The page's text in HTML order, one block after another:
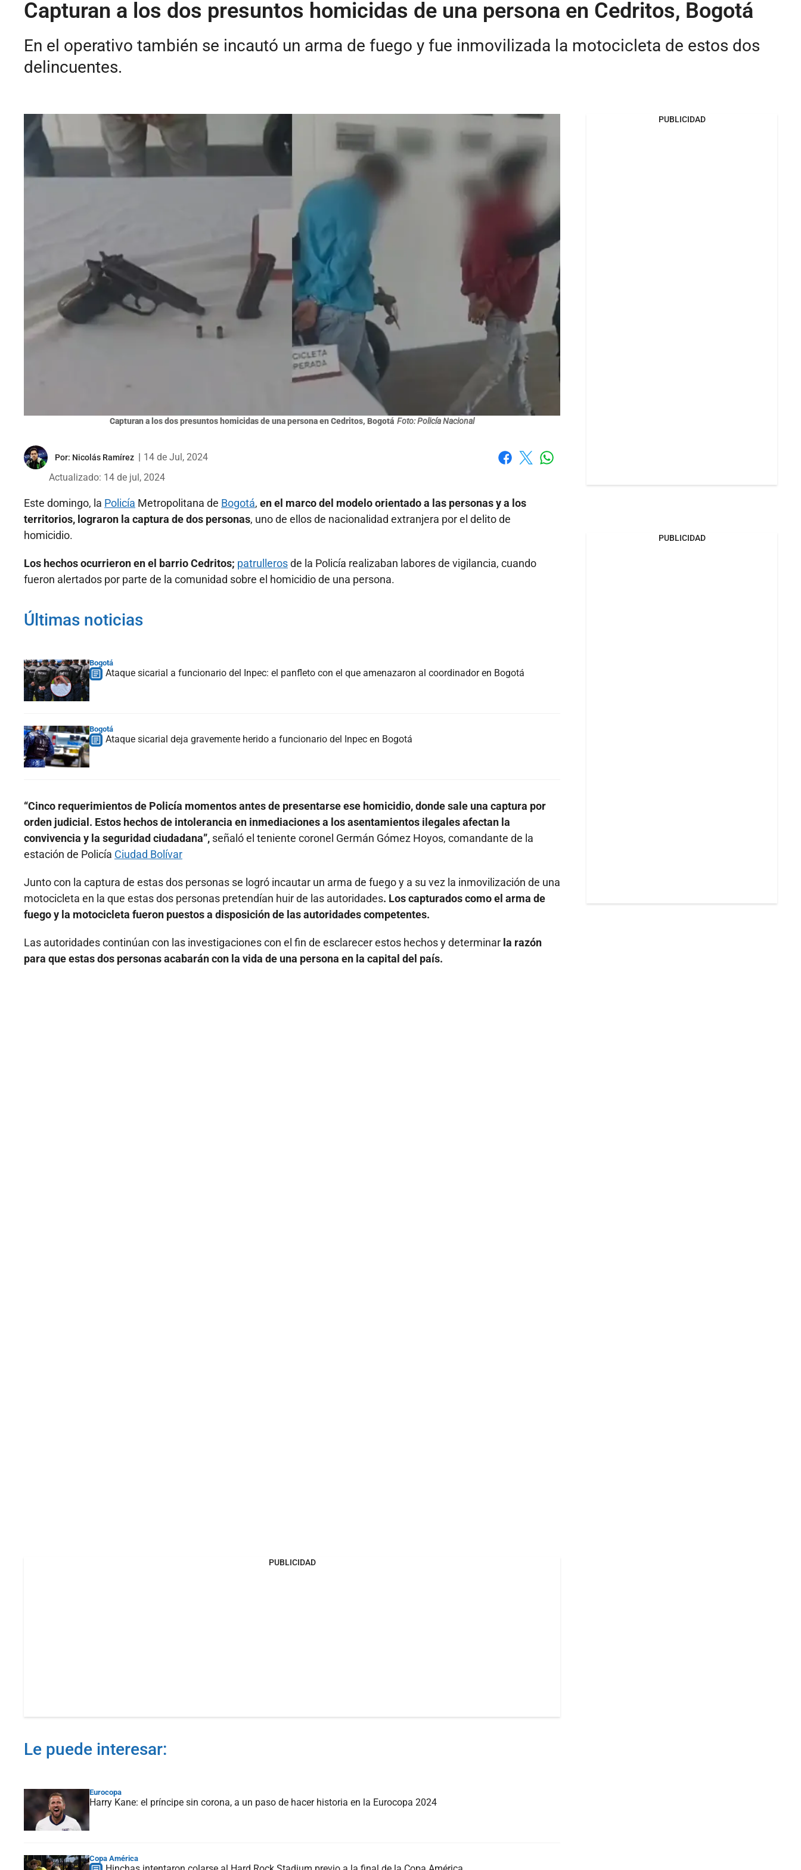
Capturan a los dos presuntos homicidas de una persona en Cedritos, Bogotá
En el operativo también se incautó un arma de fuego y fue inmovilizada la motocicleta de estos dos
delincuentes.
Capturan a los dos presuntos homicidas de una persona en Cedritos, Bogotá Foto: Policía Nacional
Por: Nicolás Ramírez
14 de Jul, 2024
Actualizado: 14 de jul, 2024
Este domingo, la Policía Metropolitana de Bogotá, en el marco del modelo orientado a las personas y a los
territorios, lograron la captura de dos personas, uno de ellos de nacionalidad extranjera por el delito de
homicidio.
Los hechos ocurrieron en el barrio Cedritos; patrullerosde la Policía realizaban labores de vigilancia, cuando
fueron alertados por parte de la comunidad sobre el homicidio de una persona.
Últimas noticias
Bogotá
Ataque sicarial a funcionario del Inpec: el panfleto con el que amenazaron al coordinador en Bogotá
Bogotá
Ataque sicarial deja gravemente herido a funcionario del Inpec en Bogotá
“Cinco requerimientos de Policía momentos antes de presentarse ese homicidio, donde sale una captura por
orden judicial. Estos hechos de intolerancia en inmediaciones a los asentamientos ilegales afectan la
convivencia y la seguridad ciudadana”, señaló el teniente coronel Germán Gómez Hoyos, comandante de la
estación de Policía Ciudad Bolívar
Junto con la captura de estas dos personas se logró incautar un arma de fuego y a su vez la inmovilización de una
motocicleta en la que estas dos personas pretendían huir de las autoridades. Los capturados como el arma de
fuego y la motocicleta fueron puestos a disposición de las autoridades competentes.
Las autoridades continúan con las investigaciones con el fin de esclarecer estos hechos y determinar la razón
para que estas dos personas acabarán con la vida de una persona en la capital del país.
PUBLICIDAD
Le puede interesar:
Eurocopa
Harry Kane: el príncipe sin corona, a un paso de hacer historia en la Eurocopa 2024
Copa América
PUBLICIDAD
PUBLICIDAD